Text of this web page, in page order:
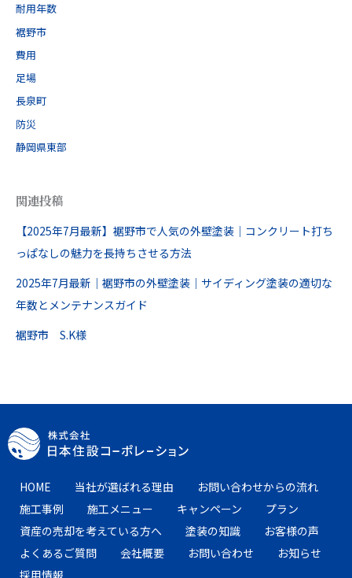
耐用年数
裾野市
費用
足場
長泉町
防災
静岡県東部
関連投稿
【2025年7月最新】裾野市で人気の外壁塗装｜コンクリート打ち
っぱなしの魅力を長持ちさせる方法
2025年7月最新｜裾野市の外壁塗装｜サイディング塗装の適切な
年数とメンテナンスガイド
裾野市 S.K様
HOME 当社が選ばれる理由
お問い合わせからの流れ
施工事例
施工メニュー キャンペーン
プラン
資産の売却を考えている方へ
塗装の知識
お客様の声
よくあるご質問
会社概要 お問い合わせ
お知らせ